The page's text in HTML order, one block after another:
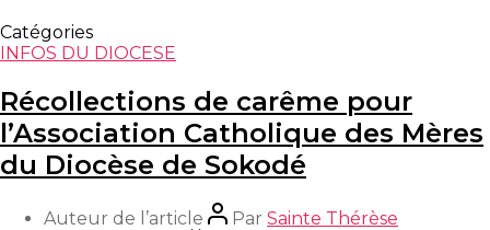
Catégories
INFOS DU DIOCESE
Récollections de carême pour
l’Association Catholique des Mères
du Diocèse de Sokodé
Auteur de l’article Par Sainte Thérèse